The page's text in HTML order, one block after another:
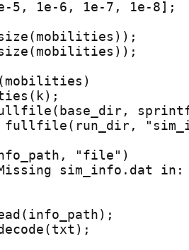
5, 1e-6, 1e-7, 1e-8];
"file")
sim_info.dat